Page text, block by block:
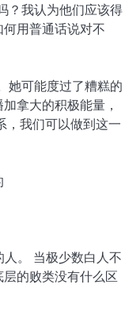
？我认为他们应该得
用普通话说对不
她可能度过了糟糕的
拿大的积极能量，
，我们可以做到这一
。 当极少数白人不
的败类没有什么区